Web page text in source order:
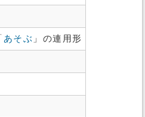
あそぶ 」の連用形